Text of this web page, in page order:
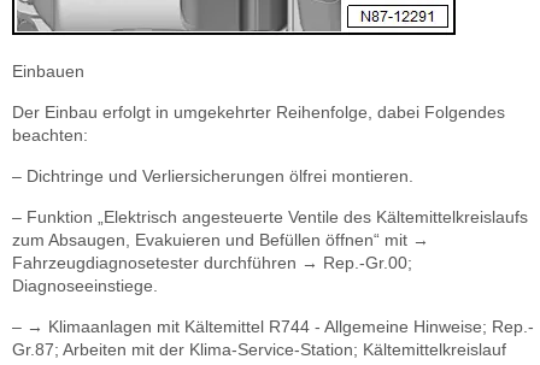
Einbauen
Der Einbau erfolgt in umgekehrter Reihenfolge, dabei Folgendes
beachten:
– Dichtringe und Verliersicherungen ölfrei montieren.
– Funktion „Elektrisch angesteuerte Ventile des Kältemittelkreislaufs
zum Absaugen, Evakuieren und Befüllen öffnen“ mit →
Fahrzeugdiagnosetester durchführen → Rep.-Gr.00;
Diagnoseeinstiege.
– → Klimaanlagen mit Kältemittel R744 - Allgemeine Hinweise; Rep.-
Gr.87; Arbeiten mit der Klima-Service-Station; Kältemittelkreislauf